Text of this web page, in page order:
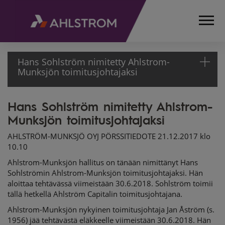
Hans Sohlström nimitetty Ahlstrom-
Munksjön toimitusjohtajaksi
ETUSIVU
MEDIA
TIEDOTTEET
PÖRSSITIEDOTTEET
2017
HANS SOHLSTRÖM
NIMITETTY
AHLSTROM-
TOIMITUSJOHTAJAKSI
Hans Sohlström nimitetty Ahlstrom-
Munksjön toimitusjohtajaksi
AHLSTRÖM-MUNKSJÖ OYJ PÖRSSITIEDOTE 21.12.2017 klo
10.10
Ahlstrom-Munksjön hallitus on tänään nimittänyt Hans
Sohlströmin Ahlstrom-Munksjön toimitusjohtajaksi. Hän
aloittaa tehtävässä viimeistään 30.6.2018. Sohlström toimii
tällä hetkellä Ahlström Capitalin toimitusjohtajana.
Ahlstrom-Munksjön nykyinen toimitusjohtaja Jan Åström (s.
1956) jää tehtävästä eläkkeelle viimeistään 30.6.2018. Hän